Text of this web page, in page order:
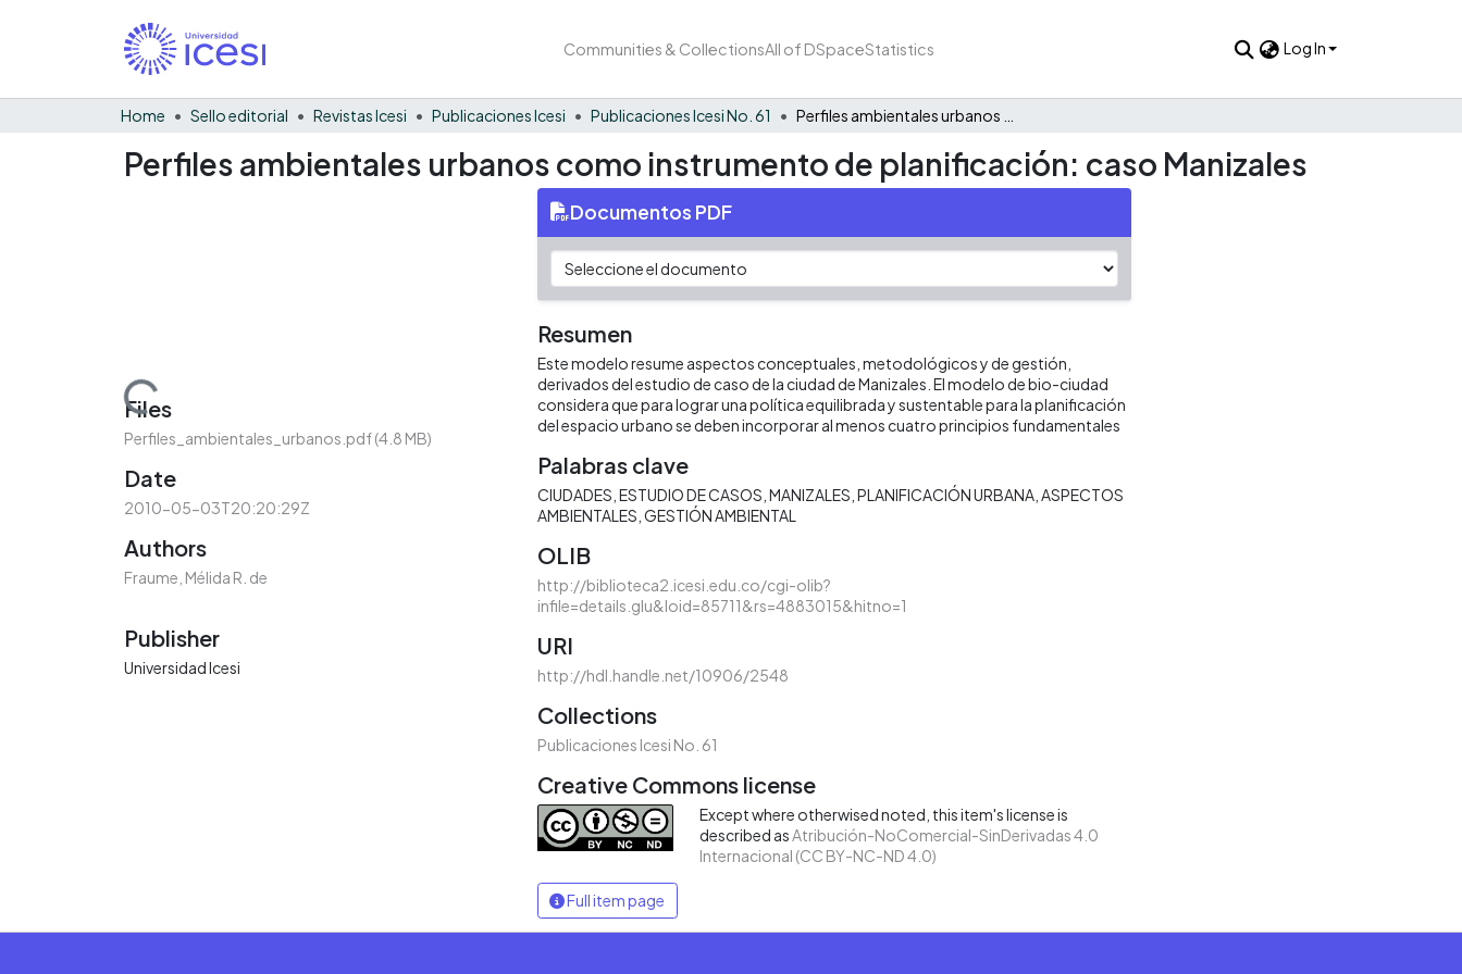
Communities & CollectionsAll of DSpaceStatistics Log In
Home Sello editorial Revistas Icesi Publicaciones Icesi Publicaciones Icesi No. 61
Perfiles ambientales urbanos como instrumento de planificación: caso Manizales
Loading...
Files
Perfiles_ambientales_urbanos.pdf(4.8 MB)
Date
2010-05-03T20:20:29Z
Authors
Fraume, Mélida R. de
Publisher
Universidad Icesi
Documentos PDF
Resumen
Este modelo resume aspectos conceptuales, metodológicos y de gestión,
derivados del estudio de caso de la ciudad de Manizales. El modelo de bio-ciudad
considera que para lograr una política equilibrada y sustentable para la planificación
del espacio urbano se deben incorporar al menos cuatro principios fundamentales
Palabras clave
CIUDADES ESTUDIO DE CASOS MANIZALES PLANIFICACIÓN URBANA ASPECTOS
AMBIENTALES GESTIÓN AMBIENTAL
OLIB
http://biblioteca2.icesi.edu.co/cgi-olib?
infile=details.glu&loid=85711&rs=4883015&hitno=1
URI
http://hdl.handle.net/10906/2548
Collections
Publicaciones Icesi No. 61
Creative Commons license
Except where otherwised noted, this item's license is
described as Atribución-NoComercial-SinDerivadas 4.0
Internacional (CC BY-NC-ND 4.0)
Full item page